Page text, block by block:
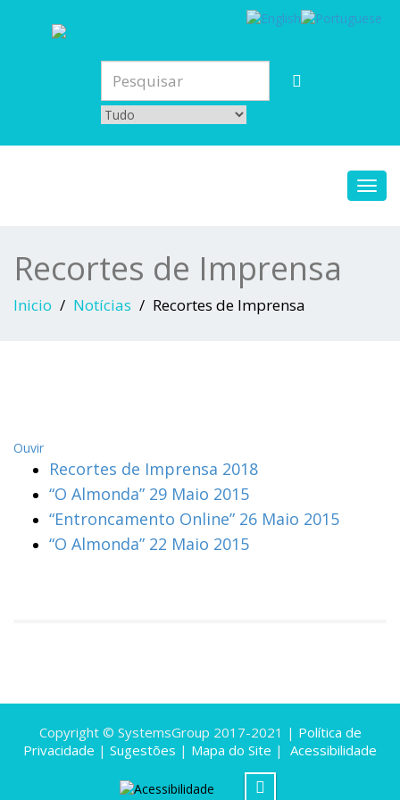
Recortes de Imprensa
Inicio Notícias Recortes de Imprensa
Ouvir
Recortes de Imprensa 2018
“O Almonda” 29 Maio 2015
“Entroncamento Online” 26 Maio 2015
“O Almonda” 22 Maio 2015
Copyright © SystemsGroup 2017-2021 | Política de
Privacidade | Sugestões | Mapa do Site | Acessibilidade